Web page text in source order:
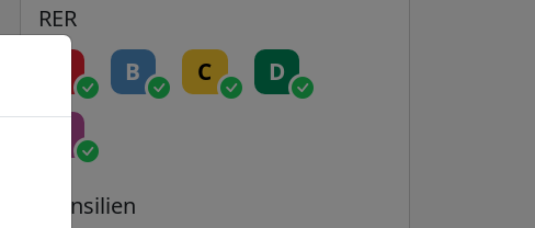
RER
B C D
Transilien